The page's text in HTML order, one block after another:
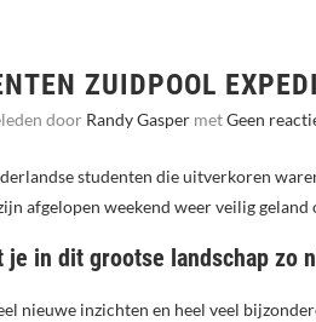
ZUIDPOOL
door Randy Gasper metGeen
studenten die uitverkoren
afgelopen weekend weer veilig geland
je in dit grootse landschap zo
nieuwe inzichten en heel veel